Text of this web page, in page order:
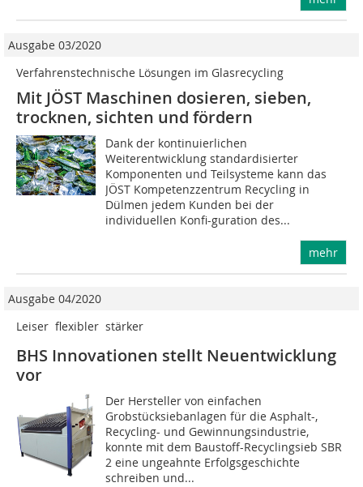
Ausgabe 03/2020
Verfahrenstechnische Lösungen im Glasrecycling
Mit JÖST Maschinen dosieren, sieben,
trocknen, sichten und fördern
Dank der kontinuierlichen
Weiterentwicklung standardisierter
Komponenten und Teilsysteme kann das
JÖST Kompetenzzentrum Recycling in
Dülmen jedem Kunden bei der
individuellen Konfi-guration des...
mehr
Ausgabe 04/2020
Leiser  flexibler  stärker
BHS Innovationen stellt Neuentwicklung
vor
Der Hersteller von einfachen
Grobstücksiebanlagen für die Asphalt-,
Recycling- und Gewinnungsindustrie,
konnte mit dem Baustoff-Recyclingsieb SBR
2 eine ungeahnte Erfolgsgeschichte
schreiben und...